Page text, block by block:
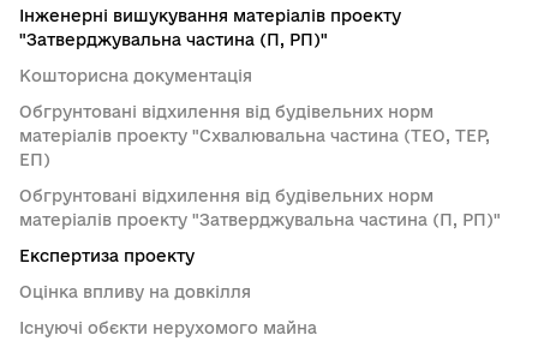
Інженерні вишукування матеріалів проекту
"Затверджувальна частина (П, РП)"
Кошторисна документація
Обгрунтовані відхилення від будівельних норм
матеріалів проекту "Схвалювальна частина (ТЕО, ТЕР,
ЕП)
Обгрунтовані відхилення від будівельних норм
матеріалів проекту "Затверджувальна частина (П, РП)"
Експертиза проекту
Оцінка впливу на довкілля
Існуючі обєкти нерухомого майна